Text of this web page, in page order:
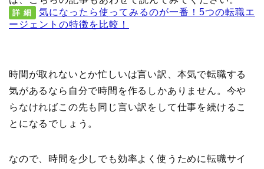
詳 細
気になったら使ってみるのが一番！5つの転職エ
ージェントの特徴を比較！
時間が取れないとか忙しいは言い訳、本気で転職する
気があるなら自分で時間を作るしかありません。今や
らなければこの先も同じ言い訳をして仕事を続けるこ
とになるでしょう。
なので、時間を少しでも効率よく使うために転職サイ